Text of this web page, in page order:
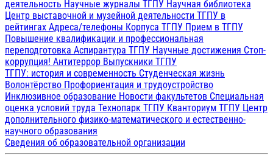
деятельность Научные журналы ТГПУ Научная библиотека
Центр выставочной и музейной деятельности ТГПУ в
рейтингах Адреса/телефоны Корпуса ТГПУ Прием в ТГПУ
Повышение квалификации и профессиональная
переподготовка Аспирантура ТГПУ Научные достижения Стоп-
коррупция! Антитеррор Выпускники ТГПУ
ТГПУ: история и современность Студенческая жизнь
Волонтёрство Профориентация и трудоустройство
Инклюзивное образование Новости факультетов Специальная
оценка условий труда Технопарк ТГПУ Кванториум ТГПУ Центр
дополнительного физико-математического и естественно-
научного образования
Сведения об образовательной организации